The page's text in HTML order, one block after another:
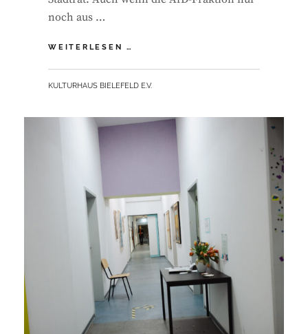
noch aus …
WEITERLESEN …
DIE
BY
KULTURHAUS BIELEFELD E.V.